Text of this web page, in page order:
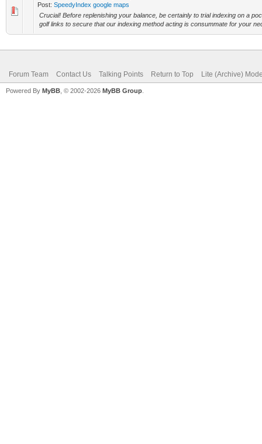
Post: SpeedyIndex google maps
Crucial! Before replenishing your balance, be certainly to trial indexing on a
golf links to secure that our indexing method acting is consummate for your
Forum Team Contact Us Talking Points Return to Top Lite (Archive)
Powered By MyBB , © 2002-2026 MyBB Group